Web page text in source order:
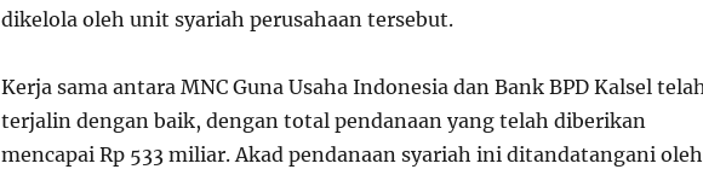
dikelola oleh unit syariah perusahaan tersebut.
Kerja sama antara MNC Guna Usaha Indonesia dan Bank BPD Kalsel
terjalin dengan baik, dengan total pendanaan yang telah diberikan
mencapai Rp 533 miliar. Akad pendanaan syariah ini ditandatangani oleh